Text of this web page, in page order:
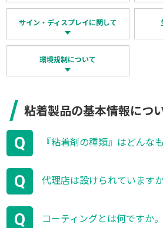
サイン・ディスプレイに関して
環境規制について
粘着製品の基本情報につ
Q 『粘着剤の種類』はどんな
Q 代理店は設けられています
Q コーティングとは何ですか。